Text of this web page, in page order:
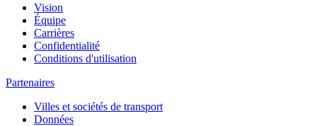
Vision
Équipe
Carrières
Confidentialité
Conditions d'utilisation
Partenaires
Villes et sociétés de transport
Données